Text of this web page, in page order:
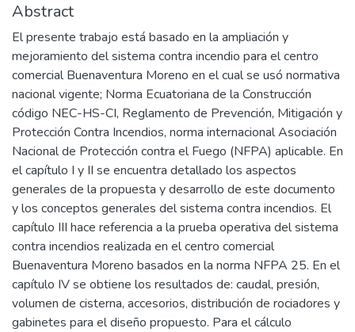
Abstract
El presente trabajo está basado en la ampliación y
mejoramiento del sistema contra incendio para el centro
comercial Buenaventura Moreno en el cual se usó normativa
nacional vigente; Norma Ecuatoriana de la Construcción
código NEC-HS-CI, Reglamento de Prevención, Mitigación y
Protección Contra Incendios, norma internacional Asociación
Nacional de Protección contra el Fuego (NFPA) aplicable. En
el capítulo I y II se encuentra detallado los aspectos
generales de la propuesta y desarrollo de este documento
y los conceptos generales del sistema contra incendios. El
capítulo III hace referencia a la prueba operativa del sistema
contra incendios realizada en el centro comercial
Buenaventura Moreno basados en la norma NFPA 25. En el
capítulo IV se obtiene los resultados de: caudal, presión,
volumen de cisterna, accesorios, distribución de rociadores y
gabinetes para el diseño propuesto. Para el cálculo